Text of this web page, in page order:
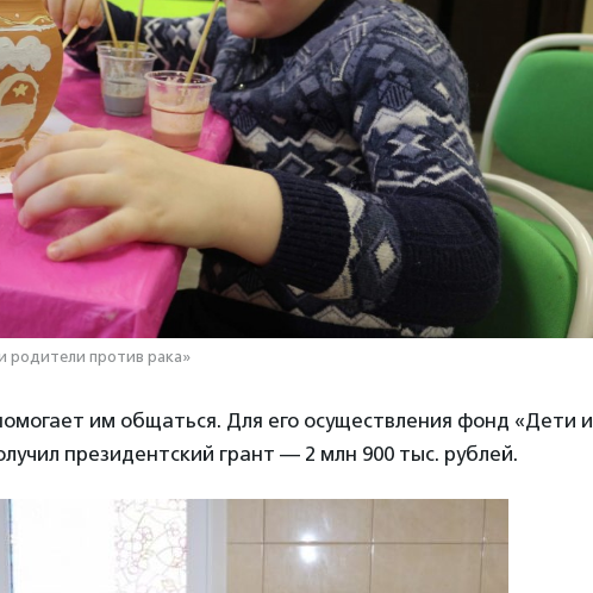
родители против рака»
им общаться. Для его осуществления фонд «Дети и
президентский грант — 2 млн 900 тыс. рублей.